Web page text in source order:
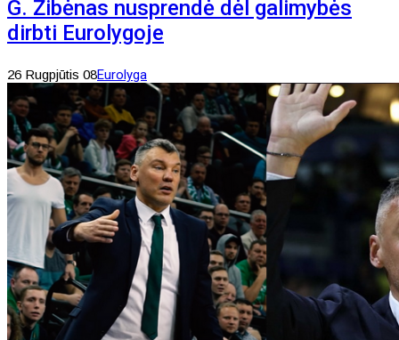
G. Žibėnas nusprendė dėl galimybės
dirbti Eurolygoje
26 Rugpjūtis 08Eurolyga